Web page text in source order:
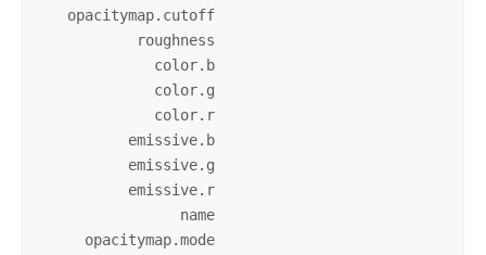
opacitymap.cutoff
roughness
color.b
color.g
color.r
emissive.b
emissive.g
emissive.r
opacitymap.mode